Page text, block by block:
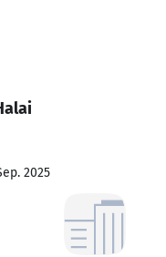
2025